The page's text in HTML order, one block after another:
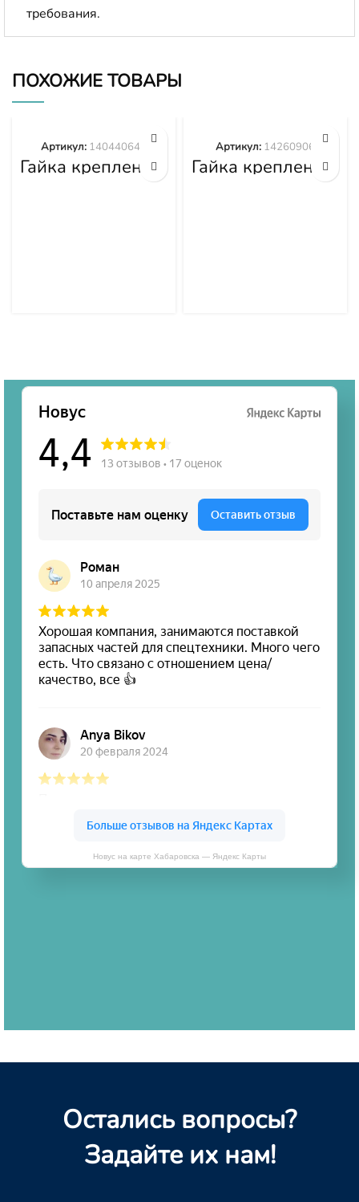
требования.
ПОХОЖИЕ ТОВАРЫ
Гайка крепления
башмака
Артикул: 140440645
Гайка крепления
башмака
Артикул: 14260906
Новус на карте Хабаровска — Яндекс Карты
Остались вопросы?
Задайте их нам!